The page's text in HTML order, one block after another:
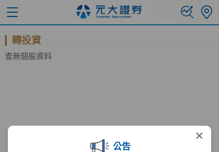
×
公告
轉投資
查無個股資料